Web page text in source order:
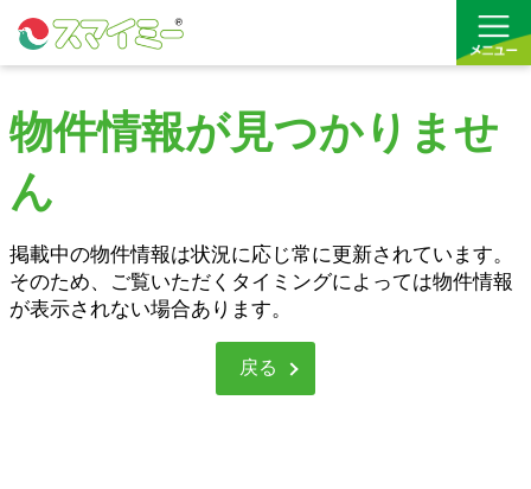
借りる
買う
お気に入り
物件情報が見つかりませ
ん
掲載中の物件情報は状況に応じ常に更新されています。
そのため、ご覧いただくタイミングによっては物件情報
が表示されない場合あります。
戻る